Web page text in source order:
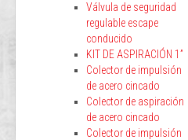
Válvula de seguridad
regulable escape
conducido
KIT DE ASPIRACIÓN 1”
Colector de impulsión
de acero cincado
Colector de aspiración
de acero cincado
Colector de impulsión